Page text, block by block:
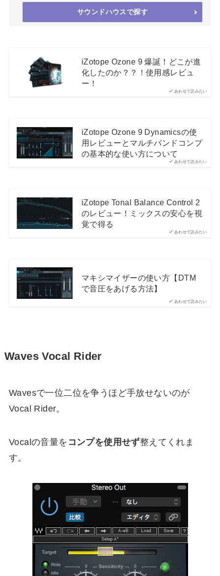
サウンドハウスで探す
あわせて読みたい
iZotope Ozone 9 爆誕！どこが進
化したのか？？！使用感レビュ
ー！
あわせて読みたい
iZotope Ozone 9 Dynamicsの使
用レビューとマルチバンドコンプ
の基本的な使い方について
あわせて読みたい
iZotope Tonal Balance Control 2
のレビュー！ミックスの安心を視
覚で得る
あわせて読みたい
マキシマイザーの使い方【DTM
で音圧をあげる方法】
Waves Vocal Rider
Wavesで一位二位を争うほど手放せないのが
Vocal Rider。
Vocalの音量を コンプを使用せず整えてくれま
す。